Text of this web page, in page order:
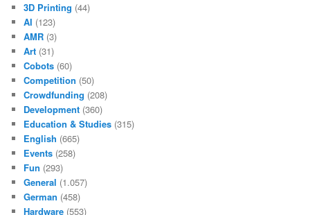
3D Printing (44)
AI (123)
AMR (3)
Art (31)
Cobots (60)
Competition (50)
Crowdfunding (208)
Development (360)
Education & Studies (315)
English (665)
Events (258)
Fun (293)
General (1.057)
German (458)
Hardware (553)